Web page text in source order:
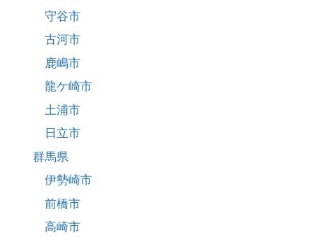
守谷市
古河市
鹿嶋市
龍ケ崎市
土浦市
日立市
群馬県
伊勢崎市
前橋市
高崎市